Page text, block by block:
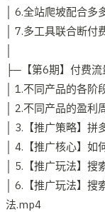
│ 6.全站爬坡配合
│ 7.多工具联合断
├─【第6期】付费
│ 1.不同产品的各
│ 2.不同产品的盈
│ 3.【推广策略】
│ 4.【推广核心】
│ 5.【推广玩法】
│ 6.【推广玩法】
法.mp4